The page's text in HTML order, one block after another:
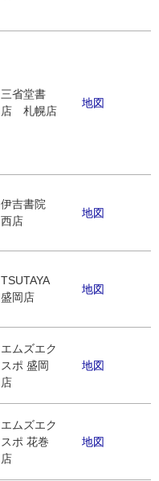
三省堂書
店 札幌店
地図
伊吉書院
西店
地図
TSUTAYA
盛岡店
地図
エムズエク
スポ 盛岡
店
地図
エムズエク
スポ 花巻
店
地図